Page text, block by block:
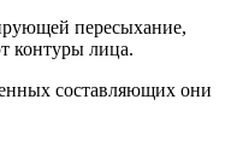
пересыхание,
контуры лица.
составляющих они